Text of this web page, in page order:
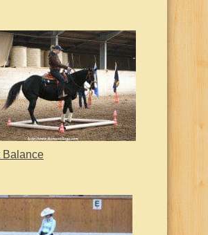
Balance